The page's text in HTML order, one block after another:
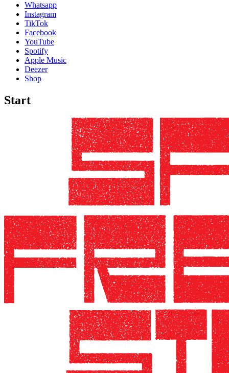
Whatsapp
Instagram
TikTok
Facebook
YouTube
Spotify
Apple Music
Deezer
Shop
Start